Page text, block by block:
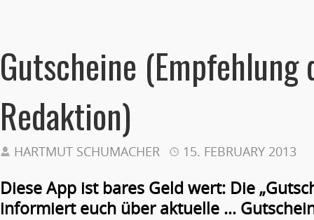
Gutscheine (Empfehlung
Redaktion)
HARTMUT SCHUMACHER 15. FEBRUARY 2013
Diese App ist bares Geld wert: Die
informiert euch über aktuelle …